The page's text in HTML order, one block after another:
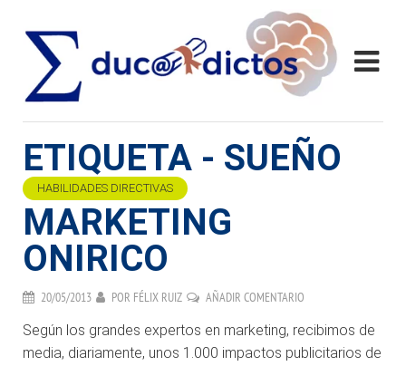
ETIQUETA - SUEÑO
HABILIDADES DIRECTIVAS
MARKETING
ONIRICO
20/05/2013 POR FÉLIX RUIZ AÑADIR COMENTARIO
Según los grandes expertos en marketing, recibimos de
media, diariamente, unos 1.000 impactos publicitarios de